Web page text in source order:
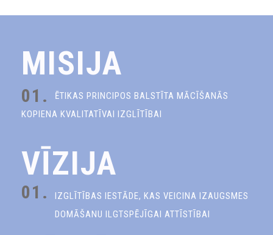
MISIJA
01.
ĒTIKAS PRINCIPOS BALSTĪTA MĀCĪŠANĀS
KOPIENA KVALITATĪVAI IZGLĪTĪBAI
VĪZIJA
01.
IZGLĪTĪBAS IESTĀDE, KAS VEICINA IZAUGSMES
DOMĀŠANU ILGTSPĒJĪGAI ATTĪSTĪBAI